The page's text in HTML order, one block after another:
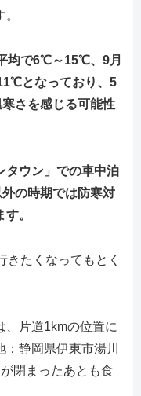
均で6℃～15℃、9月
となっており、5
さを感じる可能性
タウン」での車中泊
の時期では防寒対
。
きたくなってもとく
、片道1kmの位置に
静岡県伊東市湯川
閉まったあとも食